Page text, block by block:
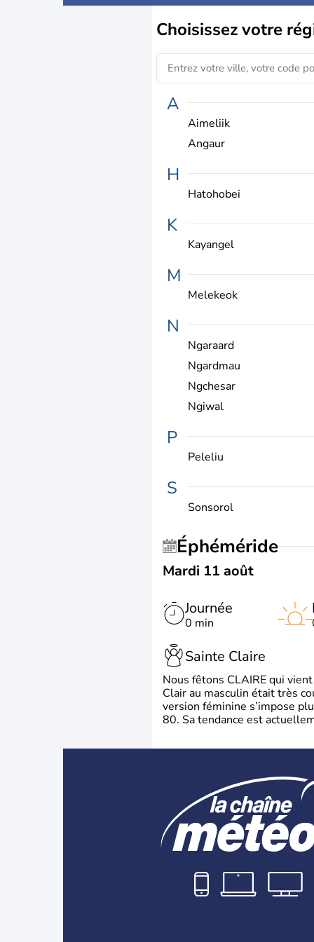
Choisissezvotre
A
Aimeliik
Angaur
H
Hatohobei
K
Kayangel
M
Melekeok
N
Ngaraard
Ngardmau
Ngchesar
Ngiwal
P
Peleliu
S
Sonsorol
Éphéméride
Mardi 11 août
Journée
0 min
Sainte Claire
Nous fêtons CLAIRE qui
Clair au masculin était très
version féminine s’impose
80. Sa tendance est